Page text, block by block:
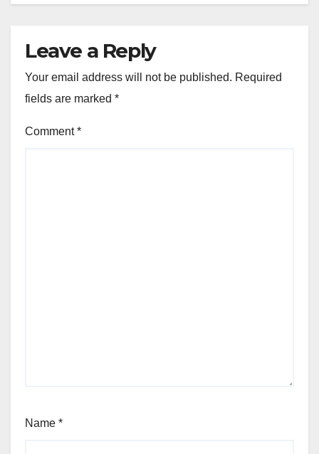
Leave a Reply
Your email address will not be published. Required
fields are marked *
Comment*
Name *